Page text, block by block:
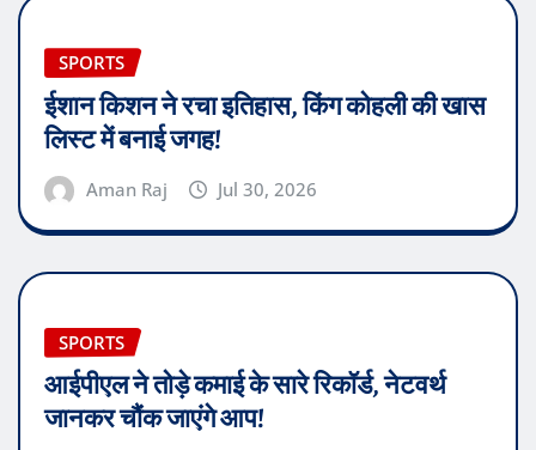
SPORTS
ईशान किशन ने रचा इतिहास, किंग कोहली की खास
लिस्ट में बनाई जगह!
Aman Raj Jul 30, 2026
SPORTS
आईपीएल ने तोड़े कमाई के सारे रिकॉर्ड, नेटवर्थ
जानकर चौंक जाएंगे आप!